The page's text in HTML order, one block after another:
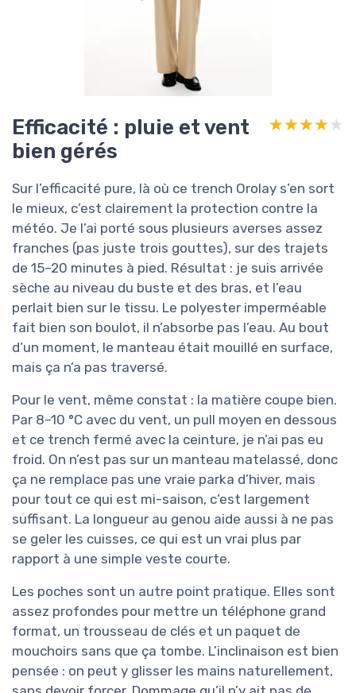
Efficacité : pluie et vent
bien gérés
★★★★★
★★★★★
Sur l’efficacité pure, là où ce trench Orolay s’en sort
le mieux, c’est clairement la protection contre la
météo. Je l’ai porté sous plusieurs averses assez
franches (pas juste trois gouttes), sur des trajets
de 15–20 minutes à pied. Résultat : je suis arrivée
sèche au niveau du buste et des bras, et l’eau
perlait bien sur le tissu. Le polyester imperméable
fait bien son boulot, il n’absorbe pas l’eau. Au bout
d’un moment, le manteau était mouillé en surface,
mais ça n’a pas traversé.
Pour le vent, même constat : la matière coupe bien.
Par 8–10 °C avec du vent, un pull moyen en dessous
et ce trench fermé avec la ceinture, je n’ai pas eu
froid. On n’est pas sur un manteau matelassé, donc
ça ne remplace pas une vraie parka d’hiver, mais
pour tout ce qui est mi-saison, c’est largement
suffisant. La longueur au genou aide aussi à ne pas
se geler les cuisses, ce qui est un vrai plus par
rapport à une simple veste courte.
Les poches sont un autre point pratique. Elles sont
assez profondes pour mettre un téléphone grand
format, un trousseau de clés et un paquet de
mouchoirs sans que ça tombe. L’inclinaison est bien
pensée : on peut y glisser les mains naturellement,